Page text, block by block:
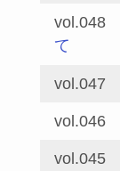
vol.048
て
vol.047
vol.046
vol.045